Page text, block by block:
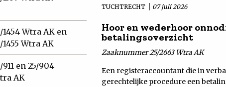
1454 Wtra AK en
1455 Wtra AK
911 en 25/904
AK
TUCHTRECHT 07 juli 2026
Hoor en wederhoor
betalingsoverzicht
Zaaknummer 25/2663 Wtra AK
Een registeraccountant die in
gerechtelijke procedure een